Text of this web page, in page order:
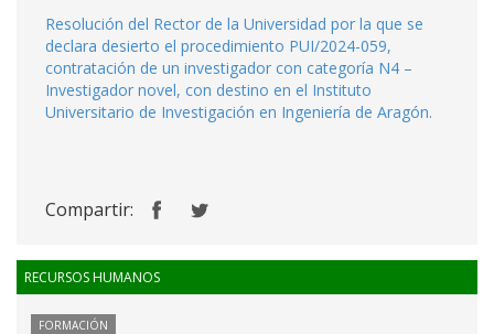
Resolución del Rector de la Universidad por la que se
declara desierto el procedimiento PUI/2024-059,
contratación de un investigador con categoría N4 –
Investigador novel, con destino en el Instituto
Universitario de Investigación en Ingeniería de Aragón.
Compartir:
RECURSOS HUMANOS
FORMACIÓN